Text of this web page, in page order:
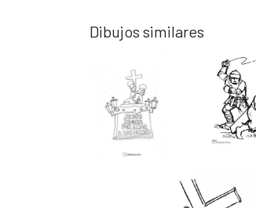
Dibujos similares